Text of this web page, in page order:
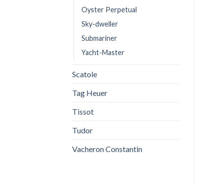
Oyster Perpetual
Sky-dweller
Submariner
Yacht-Master
Scatole
Tag Heuer
Tissot
Tudor
Vacheron Constantin
Economico Orologi Replica
Replica Rolex Datejust 36
€550,00